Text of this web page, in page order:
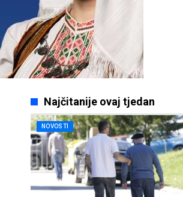
Najčitanije ovaj tjedan
NOVOSTI